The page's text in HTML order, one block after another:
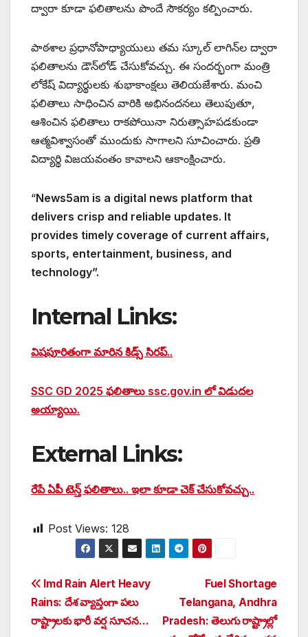
ద్వారా కూడా ఫలితాలను పొందే సౌకర్యం కల్పించారు.
పాఠశాల ప్రధానోపాధ్యాయులు తమ స్కూల్ లాగిన్‌ల ద్వారా
ఫలితాలను డౌన్‌లోడ్ చేసుకోవచ్చు. ఈ సందర్భంగా మంత్రి
లోకేష్ విద్యార్థులకు శుభాకాంక్షలు తెలియజేశారు. మంచి
ఫలితాలు సాధించిన వారికి అభినందనలు తెలుపుతూ,
ఆశించిన ఫలితాలు రాకపోయినా నిరుత్సాహపడకుండా
ఆత్మవిశ్వాసంతో ముందుకు సాగాలని సూచించారు. ప్రతి
విద్యార్థి విజయవంతం కావాలని ఆకాంక్షించారు.
“News5am is a digital news platform that
delivers crisp and reliable updates. It
provides timely coverage of current affairs,
sports, entertainment, business, and
technology”.
Internal Links:
విషపూరితంగా మారిన కిడ్స్ సిరప్..
SSC GD 2025 ఫలితాలు ssc.gov.in లో విడుదల
అయ్యాయి.
External Links:
రేపే ఏపీ టెన్త్‌ ఫలితాలు.. ఇలా కూడా చెక్‌ చేసుకోవచ్చు..
Post Views: 128
Post
navigation
Fuel Shortage
Telangana, Andhra
Pradesh: తెలుగు రాష్ట్రాల్లో
Imd Rain Alert Heavy
Rains: దేశ వ్యాప్తంగా పలు
రాష్ట్రాలకు భారీ వర్ష సూచన…